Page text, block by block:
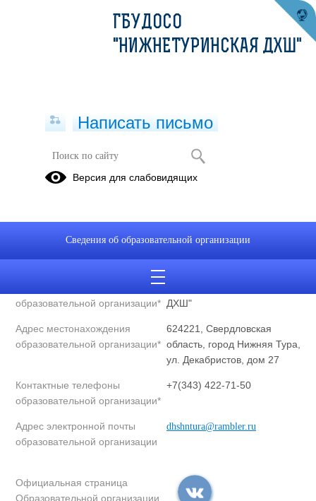
Полное наименование
образовательной организации* учреждение
детская художественная
школа"
Сокращенное наименование
образовательной организации* ДХШ"
Адрес местонахождения
образовательной организации*
624221, Свердловская
область, город Нижняя Тура,
ул. Декабристов, дом 27
Контактные телефоны
образовательной организации*
+7(343) 422-71-50
Адрес электронной почты
образовательной организации
dhshntura@rambler.ru
Официальная страница
Образовательной организации
ГБУДОСО
"НИЖНЕТУРИНСКАЯ ДХШ"
Написать письмо
Версия для слабовидящих
Сведения об образовательной организации